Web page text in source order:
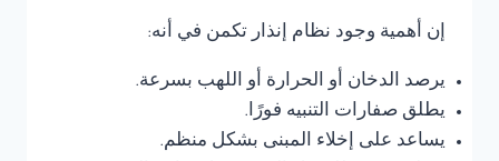
إن أهمية وجود نظام إنذار تكمن في أنه:
يرصد الدخان أو الحرارة أو اللهب بسرعة.
يطلق صفارات التنبيه فورًا.
يساعد على إخلاء المبنى بشكل منظم.